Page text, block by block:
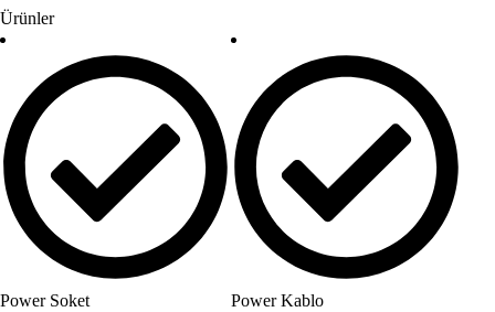
Ürünler
Power Soket Power Kablo